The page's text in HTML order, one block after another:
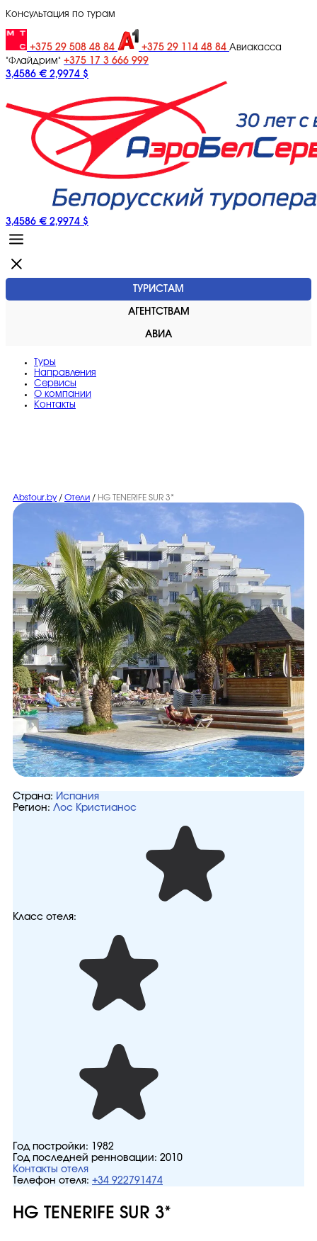
Консультация по турам
+375 29 508 48 84 +375 29 114 48 84 Авиакасса
"Флайдрим" +375 17 3 666 999
3,4586 € 2,9974 $
3,4586 € 2,9974 $
ТУРИСТАМ
АГЕНТСТВАМ
АВИА
Туры
Направления
Сервисы
O компании
Контакты
Abstour.by / Отели / HG TENERIFE SUR 3*
Страна: Испания
Регион: Лос Кристианос
Класс отеля:
Год постройки:
1982
Год последней ренновации: 2010
Контакты отеля
Телефон отеля: +34 922791474
HG TENERIFE SUR 3*